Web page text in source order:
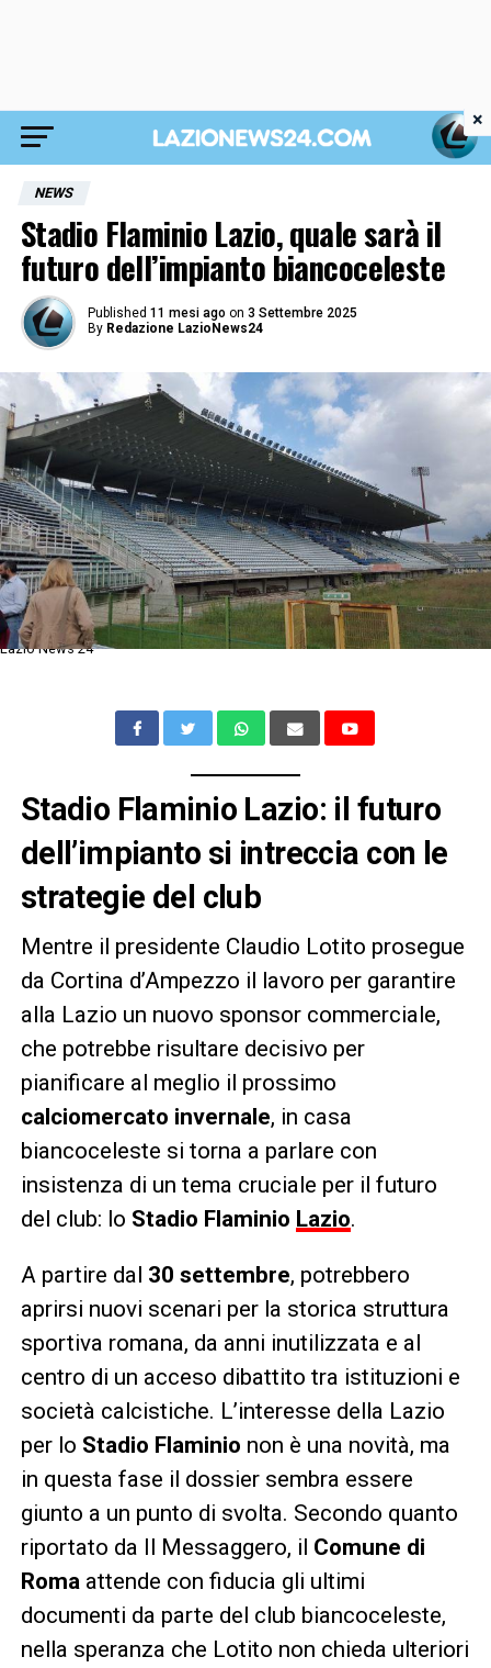
NEWS
Stadio Flaminio Lazio, quale sarà il
futuro dell’impianto biancoceleste
Published 11 mesi ago on 3 Settembre 2025
By Redazione LazioNews24
Lazio News 24
Stadio Flaminio Lazio: il futuro
dell’impianto si intreccia con le
strategie del club
Mentre il presidente Claudio Lotito prosegue
da Cortina d’Ampezzo il lavoro per garantire
alla Lazio un nuovo sponsor commerciale,
che potrebbe risultare decisivo per
pianificare al meglio il prossimo
calciomercato invernale, in casa
biancoceleste si torna a parlare con
insistenza di un tema cruciale per il futuro
del club: lo Stadio Flaminio Lazio.
A partire dal 30 settembre, potrebbero
aprirsi nuovi scenari per la storica struttura
sportiva romana, da anni inutilizzata e al
centro di un acceso dibattito tra istituzioni e
società calcistiche. L’interesse della Lazio
per lo Stadio Flaminio non è una novità, ma
in questa fase il dossier sembra essere
giunto a un punto di svolta. Secondo quanto
riportato da Il Messaggero, il Comune di
Roma attende con fiducia gli ultimi
documenti da parte del club biancoceleste,
nella speranza che Lotito non chieda ulteriori
×